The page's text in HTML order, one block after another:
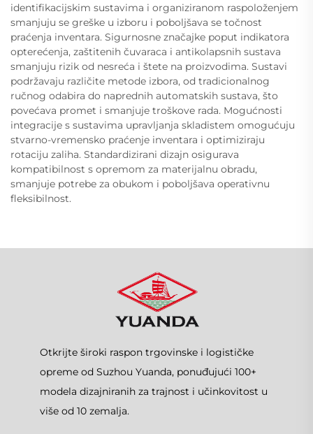
identifikacijskim sustavima i organiziranom raspoloženjem
smanjuju se greške u izboru i poboljšava se točnost
praćenja inventara. Sigurnosne značajke poput indikatora
opterećenja, zaštitenih čuvaraca i antikolapsnih sustava
smanjuju rizik od nesreća i štete na proizvodima. Sustavi
podržavaju različite metode izbora, od tradicionalnog
ručnog odabira do naprednih automatskih sustava, što
povećava promet i smanjuje troškove rada. Mogućnosti
integracije s sustavima upravljanja skladistem omogućuju
stvarno-vremensko praćenje inventara i optimiziraju
rotaciju zaliha. Standardizirani dizajn osigurava
kompatibilnost s opremom za materijalnu obradu,
smanjuje potrebe za obukom i poboljšava operativnu
fleksibilnost.
Otkrijte široki raspon trgovinske i logističke
opreme od Suzhou Yuanda, ponuđujući 100+
modela dizajniranih za trajnost i učinkovitost u
više od 10 zemalja.